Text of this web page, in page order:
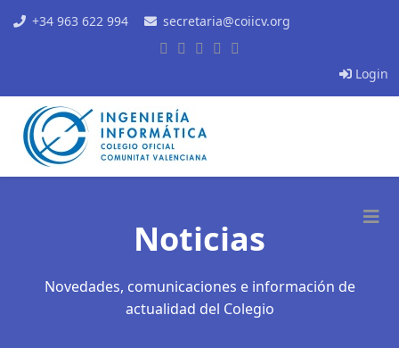
+34 963 622 994 secretaria@coiicv.org
Login
Noticias
Novedades, comunicaciones e información de
actualidad del Colegio